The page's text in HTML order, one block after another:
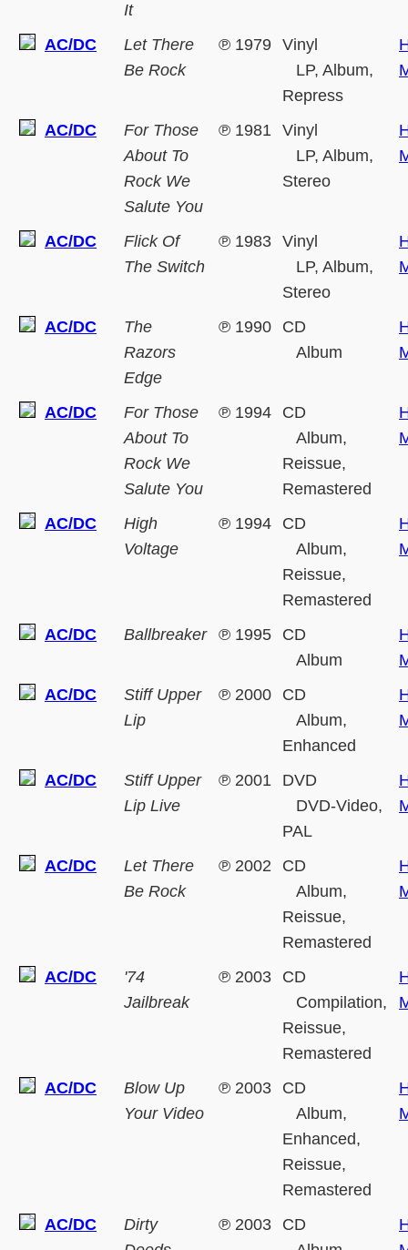
It
AC/DC
Let There
Be Rock
℗ 1979
Vinyl
LP, Album,
Repress
AC/DC
For Those
About To
Rock We
Salute You
℗ 1981
Vinyl
LP, Album,
Stereo
AC/DC
Flick Of
The Switch
℗ 1983
Vinyl
LP, Album,
Stereo
AC/DC
The
Razors
Edge
℗ 1990
CD
Album
AC/DC
For Those
About To
Rock We
Salute You
℗ 1994
CD
Album,
Reissue,
Remastered
AC/DC
High
Voltage
℗ 1994
CD
Album,
Reissue,
Remastered
AC/DC Ballbreaker ℗ 1995
CD
Album
AC/DC
Stiff Upper
Lip
℗ 2000
CD
Album,
Enhanced
AC/DC
Stiff Upper
Lip Live
℗ 2001
DVD
DVD-Video,
PAL
AC/DC
Let There
Be Rock
℗ 2002
CD
Album,
Reissue,
Remastered
AC/DC
'74
Jailbreak
℗ 2003
CD
Compilation,
Reissue,
Remastered
AC/DC
Blow Up
Your Video
℗ 2003
CD
Album,
Enhanced,
Reissue,
Remastered
AC/DC
Dirty
℗ 2003
CD